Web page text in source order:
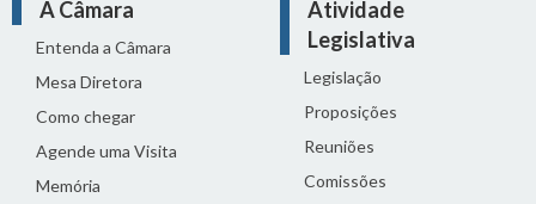
A Câmara
Entenda a Câmara
Mesa Diretora
Como chegar
Agende uma Visita
Memória
Atividade
Legislativa
Legislação
Proposições
Reuniões
Comissões